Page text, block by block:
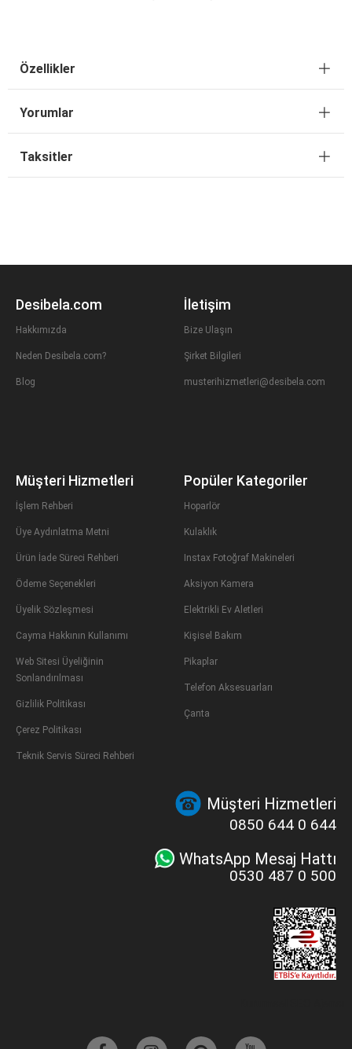
Özellikler
Yorumlar
Taksitler
Desibela.com
Hakkımızda
Neden Desibela.com?
Blog
İletişim
Bize Ulaşın
Şirket Bilgileri
musterihizmetleri@desibela.com
Müşteri Hizmetleri
İşlem Rehberi
Üye Aydınlatma Metni
Ürün İade Süreci Rehberi
Ödeme Seçenekleri
Üyelik Sözleşmesi
Cayma Hakkının Kullanımı
Web Sitesi Üyeliğinin
Sonlandırılması
Gizlilik Politikası
Çerez Politikası
Teknik Servis Süreci Rehberi
Popüler Kategoriler
Hoparlör
Kulaklık
Instax Fotoğraf Makineleri
Aksiyon Kamera
Elektrikli Ev Aletleri
Kişisel Bakım
Pikaplar
Telefon Aksesuarları
Çanta
Müşteri Hizmetleri
0850 644 0 644
WhatsApp Mesaj Hattı
0530 487 0 500